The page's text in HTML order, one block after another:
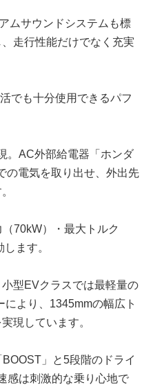
ムサウンドシステムも標
走行性能だけでなく充実
でも十分使用できるパフ
。AC外部給電器「ホンダ
の電気を取り出せ、外出先
70kW）・最大トルク
ます。
型EVクラスでは最軽量の
より、1345mmの幅広ト
現しています。
」と5段階のドライ
感は刺激的な乗り心地で